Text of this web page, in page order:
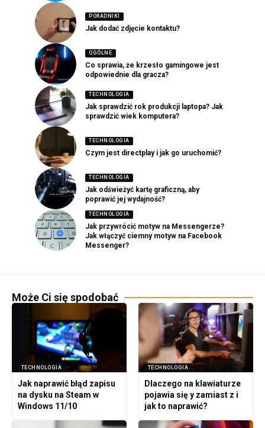
PORADNIKI
Jak dodać zdjęcie kontaktu?
OGÓLNE
Co sprawia, że krzesło gamingowe jest
odpowiednie dla gracza?
TECHNOLOGIA
Jak sprawdzić rok produkcji laptopa? Jak
sprawdzić wiek komputera?
TECHNOLOGIA
Czym jest directplay i jak go uruchomić?
TECHNOLOGIA
Jak odświeżyć kartę graficzną, aby
poprawić jej wydajność?
TECHNOLOGIA
Jak przywrócić motyw na Messengerze?
Jak włączyć ciemny motyw na Facebook
Messenger?
Może Ci się spodobać
TECHNOLOGIA
Jak naprawić błąd zapisu
na dysku na Steam w
Windows 11/10
TECHNOLOGIA
Dlaczego na klawiaturze
pojawia się y zamiast z i
jak to naprawić?